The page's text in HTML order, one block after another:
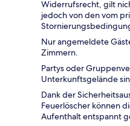
Widerrufsrecht, gilt
jedoch von den vom
Nur angemeldete
Zimmern.
Partys oder
Unterkunftsgelände
Dank der
Feuerlöscher können
Aufenthalt entspannt